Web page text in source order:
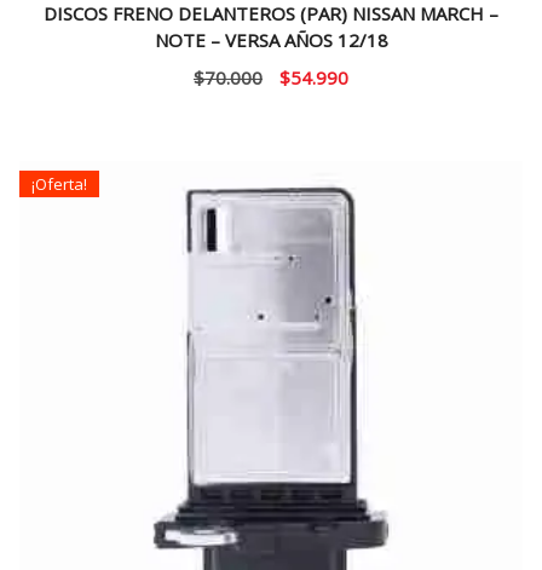
DISCOS FRENO DELANTEROS (PAR) NISSAN MARCH –
NOTE – VERSA AÑOS 12/18
$70.000
El
$70.000.
$54.990El
$54.990.
¡Oferta!